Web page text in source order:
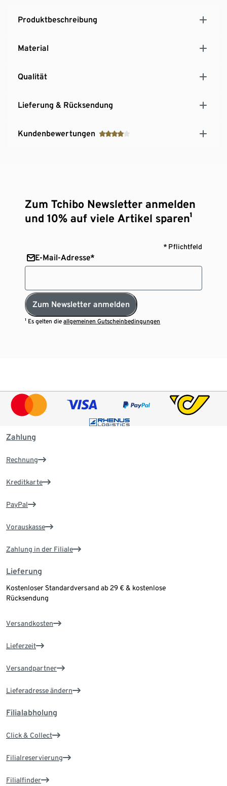
Produktbeschreibung
Material
Qualität
Lieferung & Rücksendung
Kundenbewertungen
Zum Tchibo Newsletter anmelden
und 10% auf viele Artikel sparen¹
* Pflichtfeld
E-Mail-Adresse*
Zum Newsletter anmelden
¹ Es gelten dieallgemeinen Gutscheinbedingungen
Zahlung
Rechnung
Kreditkarte
PayPal
Vorauskasse
Zahlung in der Filiale
Lieferung
Kostenloser Standardversand ab 29 € & kostenlose
Rücksendung
Versandkosten
Lieferzeit
Versandpartner
Lieferadresse ändern
Filialabholung
Click & Collect
Filialreservierung
Filialfinder